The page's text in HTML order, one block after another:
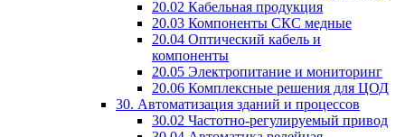
20.02 Кабельная продукция
20.03 Компоненты СКС медные
20.04 Оптический кабель и
компоненты
20.05 Электропитание и мониторинг
20.06 Комплексные решения для ЦОД
30. Автоматизация зданий и процессов
30.02 Частотно-регулируемый привод